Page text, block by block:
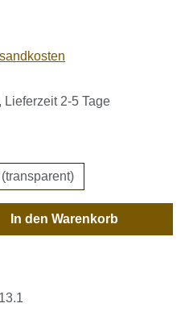
Lieferzeit 2-5 Tage
den gewünschten
In den Warenkorb